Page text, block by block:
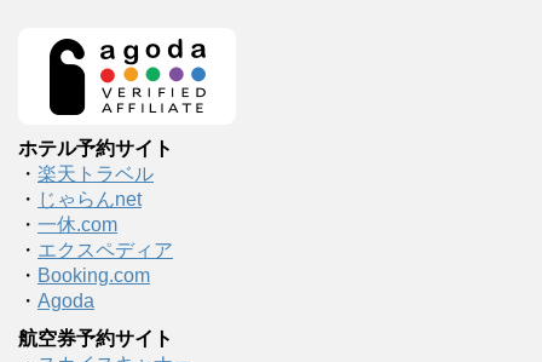
ホテル予約サイト
・ 楽天トラベル
・ じゃらんnet
・ 一休.com
・ エクスペディア
・ Booking.com
・ Agoda
航空券予約サイト